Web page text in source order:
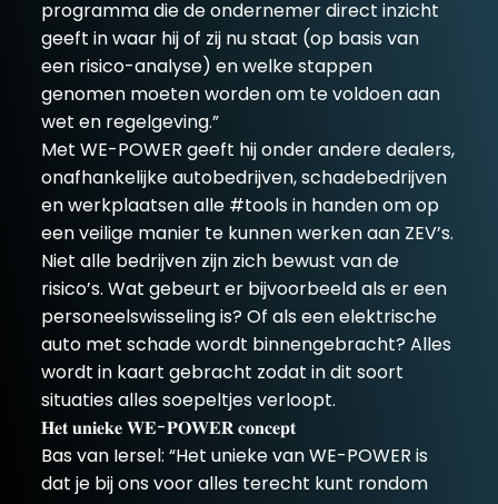
programma die de ondernemer direct inzicht
geeft in waar hij of zij nu staat (op basis van
een risico-analyse) en welke stappen
genomen moeten worden om te voldoen aan
wet en regelgeving.”
Met WE-POWER geeft hij onder andere dealers,
onafhankelijke autobedrijven, schadebedrijven
en werkplaatsen alle #tools in handen om op
een veilige manier te kunnen werken aan ZEV’s.
Niet alle bedrijven zijn zich bewust van de
risico’s. Wat gebeurt er bijvoorbeeld als er een
personeelswisseling is? Of als een elektrische
auto met schade wordt binnengebracht? Alles
wordt in kaart gebracht zodat in dit soort
situaties alles soepeltjes verloopt.
𝐇𝐞𝐭 𝐮𝐧𝐢𝐞𝐤𝐞 𝐖𝐄-𝐏𝐎𝐖𝐄𝐑 𝐜𝐨𝐧𝐜𝐞𝐩𝐭
Bas van Iersel: “Het unieke van WE-POWER is
dat je bij ons voor alles terecht kunt rondom